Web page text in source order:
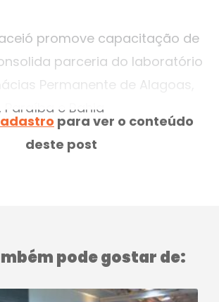
promove capacitação de
parceria do laboratório
Permanente de Alagoas,
e Bahia
para ver o conteúdo
deste post
pode gostar de: